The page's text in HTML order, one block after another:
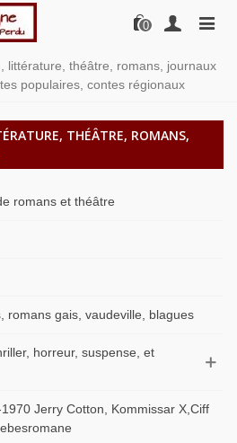
0
littérature, théâtre, romans, journaux
populaires, contes régionaux
THÉÂTRE, ROMANS,
romans et théâtre
romans gais, vaudeville, blagues
horreur, suspense, et
Jerry Cotton, Kommissar X,Ciff